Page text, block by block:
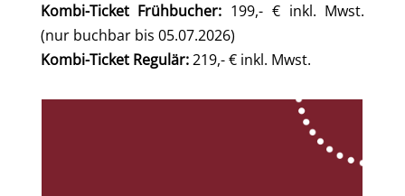
Kombi-Ticket Frühbucher: 199,- € inkl. Mwst.
(nur buchbar bis 05.07.2026)
Kombi-Ticket Regulär:219,- € inkl. Mwst.